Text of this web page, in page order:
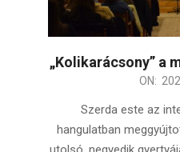
„Kolikarácsony” a
ON:
Szerda este az
hangulatban